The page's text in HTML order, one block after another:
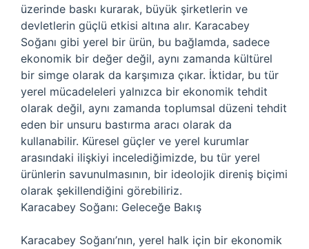
üzerinde baskı kurarak, büyük şirketlerin ve
devletlerin güçlü etkisi altına alır. Karacabey
Soğanı gibi yerel bir ürün, bu bağlamda, sadece
ekonomik bir değer değil, aynı zamanda kültürel
bir simge olarak da karşımıza çıkar. İktidar, bu tür
yerel mücadeleleri yalnızca bir ekonomik tehdit
olarak değil, aynı zamanda toplumsal düzeni tehdit
eden bir unsuru bastırma aracı olarak da
kullanabilir. Küresel güçler ve yerel kurumlar
arasındaki ilişkiyi incelediğimizde, bu tür yerel
ürünlerin savunulmasının, bir ideolojik direniş biçimi
olarak şekillendiğini görebiliriz.
Karacabey Soğanı: Geleceğe Bakış
Karacabey Soğanı’nın, yerel halk için bir ekonomik